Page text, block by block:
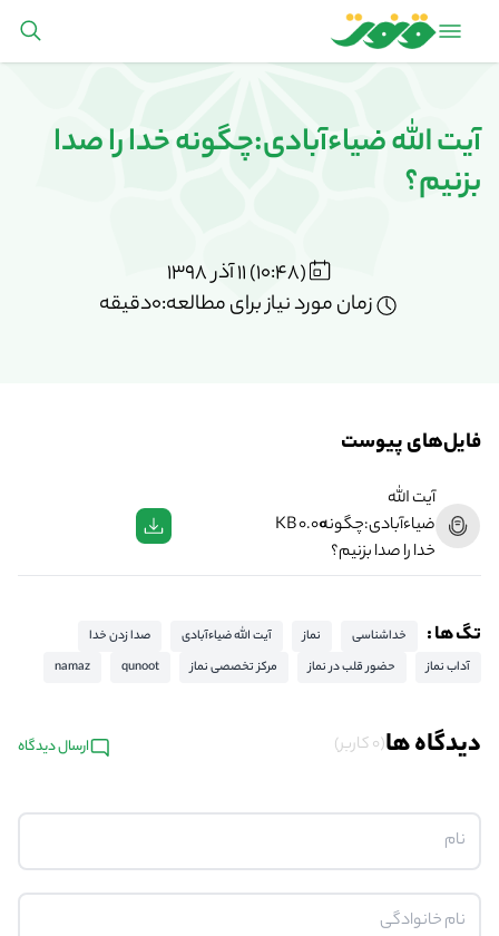
آیت الله ضیاءآبادی:چگونه خدا را صدا
بزنیم؟
(10:48) 11 آذر 1398
زمان مورد نیاز برای مطالعه:0دقیقه
فایل‌های پیوست
آیت الله
ضیاءآبادی:چگونه
خدا را صدا بزنیم؟
0.00 KB
تگ ها : خداشناسی نماز آیت الله ضیاءآبادی
صدا زدن خدا
آداب نماز
حضور قلب در نماز مرکز تخصصی نماز qunoot
namaz
دیدگاه ها(0 کاربر) ارسال دیدگاه